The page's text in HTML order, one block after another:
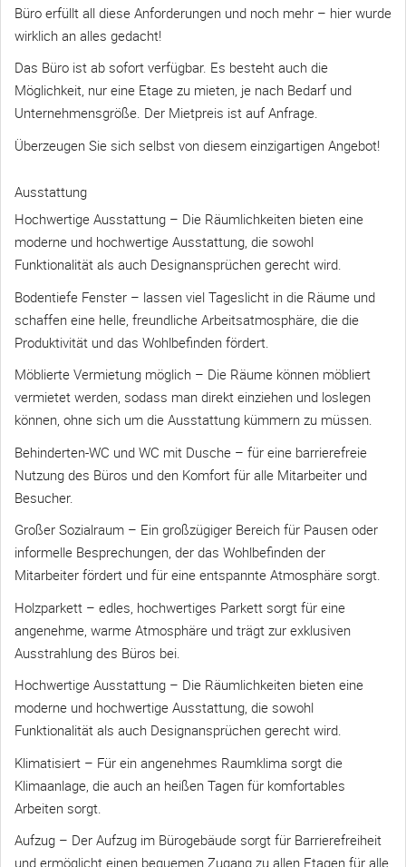
Büro erfüllt all diese Anforderungen und noch mehr – hier wurde
wirklich an alles gedacht!
Das Büro ist ab sofort verfügbar. Es besteht auch die
Möglichkeit, nur eine Etage zu mieten, je nach Bedarf und
Unternehmensgröße. Der Mietpreis ist auf Anfrage.
Überzeugen Sie sich selbst von diesem einzigartigen Angebot!
Ausstattung
Hochwertige Ausstattung – Die Räumlichkeiten bieten eine
moderne und hochwertige Ausstattung, die sowohl
Funktionalität als auch Designansprüchen gerecht wird.
Bodentiefe Fenster – lassen viel Tageslicht in die Räume und
schaffen eine helle, freundliche Arbeitsatmosphäre, die die
Produktivität und das Wohlbefinden fördert.
Möblierte Vermietung möglich – Die Räume können möbliert
vermietet werden, sodass man direkt einziehen und loslegen
können, ohne sich um die Ausstattung kümmern zu müssen.
Behinderten-WC und WC mit Dusche – für eine barrierefreie
Nutzung des Büros und den Komfort für alle Mitarbeiter und
Besucher.
Großer Sozialraum – Ein großzügiger Bereich für Pausen oder
informelle Besprechungen, der das Wohlbefinden der
Mitarbeiter fördert und für eine entspannte Atmosphäre sorgt.
Holzparkett – edles, hochwertiges Parkett sorgt für eine
angenehme, warme Atmosphäre und trägt zur exklusiven
Ausstrahlung des Büros bei.
Hochwertige Ausstattung – Die Räumlichkeiten bieten eine
moderne und hochwertige Ausstattung, die sowohl
Funktionalität als auch Designansprüchen gerecht wird.
Klimatisiert – Für ein angenehmes Raumklima sorgt die
Klimaanlage, die auch an heißen Tagen für komfortables
Arbeiten sorgt.
Aufzug – Der Aufzug im Bürogebäude sorgt für Barrierefreiheit
und ermöglicht einen bequemen Zugang zu allen Etagen für alle